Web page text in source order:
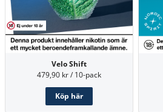
Velo Shift
479,90 kr / 10-pack
Köp här